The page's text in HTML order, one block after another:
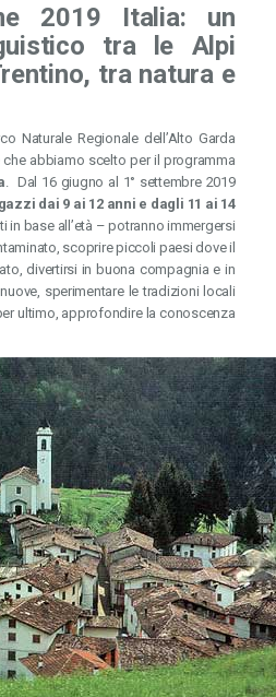
2019 Italia: un
tra le Alpi
tra natura e
Naturale Regionale dell’Alto Garda
abbiamo scelto per il programma
. Dal 16 giugno al 1° settembre 2019
dai 9 ai 12 anni e dagli 11 ai 14
base all’età – potranno immergersi
scoprire piccoli paesi dove il
divertirsi in buona compagnia e in
sperimentare le tradizioni locali
ultimo, approfondire la conoscenza